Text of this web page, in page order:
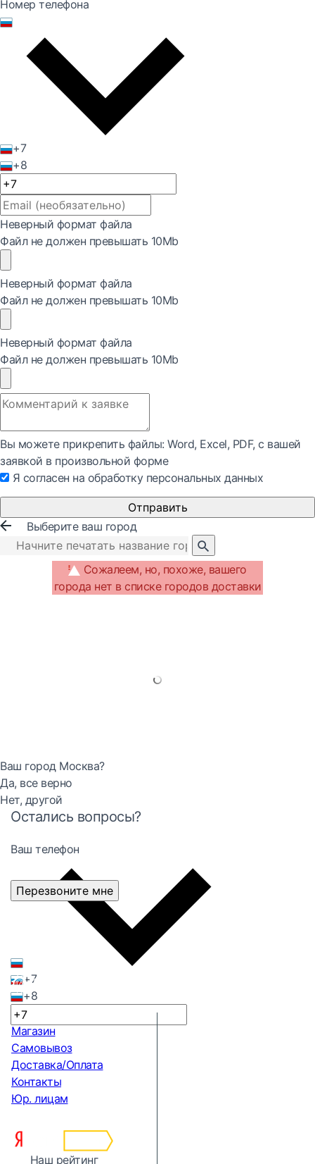
Номер телефона
+7
+8
Неверный формат файла
Файл не должен превышать 10Mb
Неверный формат файла
Файл не должен превышать 10Mb
Неверный формат файла
Файл не должен превышать 10Mb
Вы можете прикрепить файлы: Word, Exсel, PDF, с вашей
заявкой в произвольной форме
Я согласен на обработку персональных данных
Отправить
Выберите ваш город
Сожалеем, но, похоже, вашего
города нет в списке городов доставки
Ваш город Москва?
Да, все верно
Нет, другой
Остались вопросы?
Ваш телефон
+7
+8
Перезвоните мне
Магазин
Самовывоз
Доставка/Оплата
Контакты
Юр. лицам
Наш рейтинг